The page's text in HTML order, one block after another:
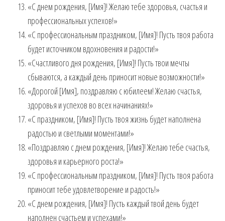
«С днем рождения, [Имя]! Желаю тебе здоровья, счастья и
профессиональных успехов!»
«С профессиональным праздником, [Имя]! Пусть твоя работа
будет источником вдохновения и радости!»
«Счастливого дня рождения, [Имя]! Пусть твои мечты
сбываются, а каждый день приносит новые возможности!»
«Дорогой [Имя], поздравляю с юбилеем! Желаю счастья,
здоровья и успехов во всех начинаниях!»
«С праздником, [Имя]! Пусть твоя жизнь будет наполнена
радостью и светлыми моментами!»
«Поздравляю с днем рождения, [Имя]! Желаю тебе счастья,
здоровья и карьерного роста!»
«С профессиональным праздником, [Имя]! Пусть твоя работа
приносит тебе удовлетворение и радость!»
«С днем рождения, [Имя]! Пусть каждый твой день будет
наполнен счастьем и успехами!»